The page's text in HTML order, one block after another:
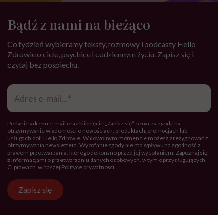
Bądź z nami na bieżąco
Co tydzień wybieramy teksty, rozmowy i podcasty Hello
Zdrowie o ciele, psychice i codziennym życiu. Zapisz się i
czytaj bez pośpiechu.
Adres
mail*
Podanie adresu e-mail oraz kliknięcie „Zapisz się” oznacza zgodę na
otrzymywanie wiadomości o nowościach, produktach, promocjach lub
usługach dot. Hello Zdrowie. W dowolnym momencie możesz zrezygnować z
otrzymywania newslettera. Wycofanie zgody nie ma wpływu na zgodność z
prawem przetwarzania, którego dokonano przed jej wycofaniem. Zapoznaj się
z informacjami o przetwarzaniu danych osobowych, w tym o przysługujących
Ci prawach, w naszej Polityce prywatności
Zapisz się